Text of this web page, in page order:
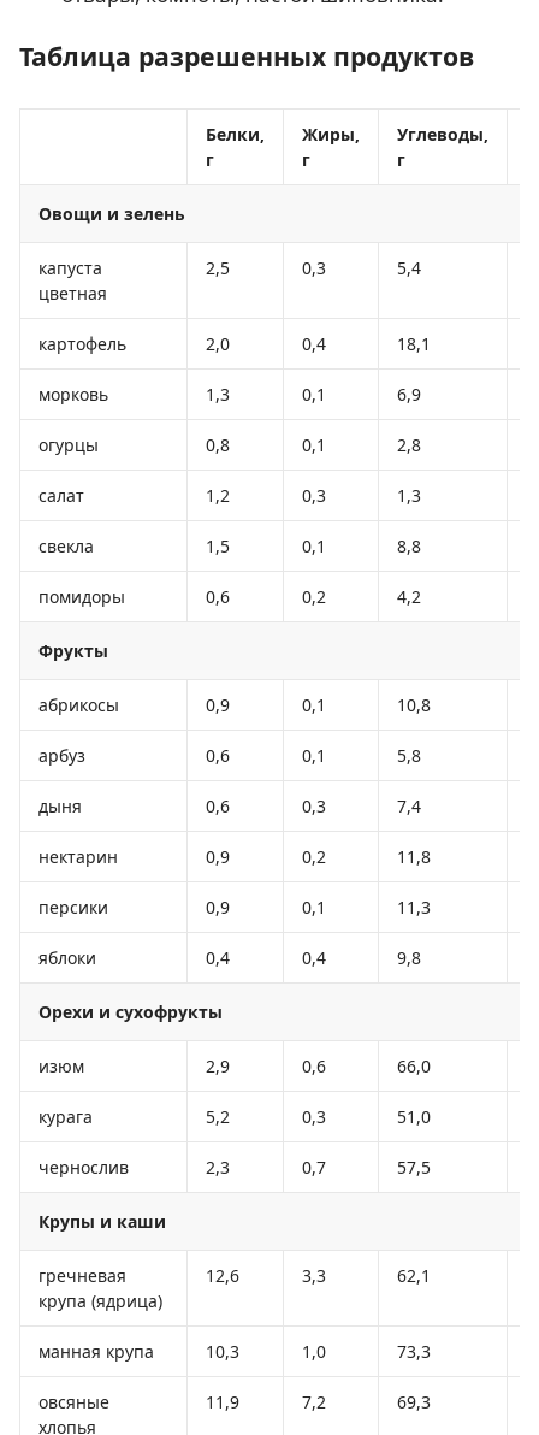
Таблица разрешенных продуктов
Белки,
г
Жиры,
г
Углеводы,
г
Овощи и зелень
капуста
цветная
2,5 0,3 5,4
картофель 2,0 0,4 18,1
морковь 1,3 0,1 6,9
огурцы 0,8 0,1 2,8
салат 1,2 0,3 1,3
свекла 1,5 0,1 8,8
помидоры 0,6 0,2 4,2
Фрукты
абрикосы 0,9 0,1 10,8
арбуз 0,6 0,1 5,8
дыня 0,6 0,3 7,4
нектарин 0,9 0,2 11,8
персики 0,9 0,1 11,3
яблоки 0,4 0,4 9,8
Орехи и сухофрукты
изюм 2,9 0,6 66,0
курага 5,2 0,3 51,0
чернослив 2,3 0,7 57,5
Крупы и каши
гречневая
крупа (ядрица)
12,6 3,3 62,1
манная крупа 10,3 1,0 73,3
овсяные
хлопья
11,9 7,2 69,3